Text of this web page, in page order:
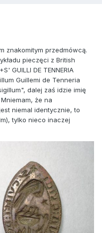
znakomitym przedmówcą.
pieczęci z British
GUILLI DE TENNERIA
Guillemi de Tenneria
dalej zaś idzie imię
że na
niemal identycznie, to
tylko nieco inaczej